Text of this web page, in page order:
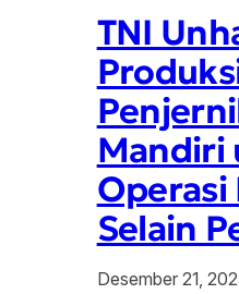
TNI
Mandiri
Selain
Desember 21,